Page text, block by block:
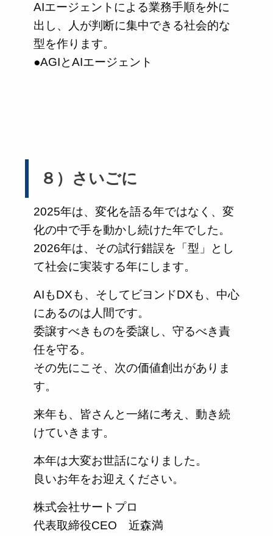
AIエージェントによる業務手順を外に
出し、人が判断に集中できる社会的な
型を作ります。
●AGIとAIエージェント
８）さいごに
2025年は、変化を語る年ではなく、変
化の中で手を動かし続けた年でした。
2026年は、その試行錯誤を「型」とし
て社会に実装する年にします。
AIもDXも、そしてビヨンドDXも、中心
にあるのは人間です。
委譲すべきものを委譲し、守るべき責
任を守る。
その先にこそ、次の価値創出がありま
す。
来年も、皆さんと一緒に考え、動き続
けていきます。
本年は大変お世話になりました。
良いお年をお迎えください。
株式会社サートプロ
代表取締役CEO 近森満